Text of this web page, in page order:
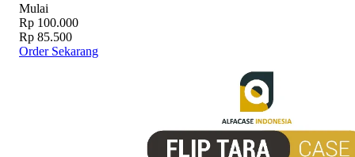
Mulai
Rp 100.000
Rp 85.500
Order Sekarang